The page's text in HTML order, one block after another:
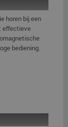
horen bij een
: effectieve
bediening.